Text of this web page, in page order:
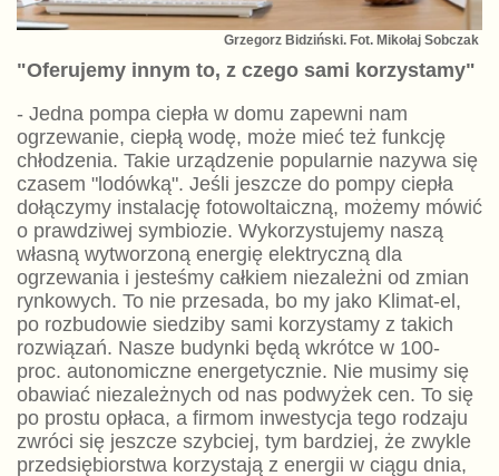
Grzegorz Bidziński. Fot. Mikołaj Sobczak
"Oferujemy innym to, z czego sami korzystamy"
- Jedna pompa ciepła w domu zapewni nam
ogrzewanie, ciepłą wodę, może mieć też funkcję
chłodzenia. Takie urządzenie popularnie nazywa się
czasem "lodówką". Jeśli jeszcze do pompy ciepła
dołączymy instalację fotowoltaiczną, możemy mówić
o prawdziwej symbiozie. Wykorzystujemy naszą
własną wytworzoną energię elektryczną dla
ogrzewania i jesteśmy całkiem niezależni od zmian
rynkowych. To nie przesada, bo my jako Klimat-el,
po rozbudowie siedziby sami korzystamy z takich
rozwiązań. Nasze budynki będą wkrótce w 100-
proc. autonomiczne energetycznie. Nie musimy się
obawiać niezależnych od nas podwyżek cen. To się
po prostu opłaca, a firmom inwestycja tego rodzaju
zwróci się jeszcze szybciej, tym bardziej, że zwykle
przedsiębiorstwa korzystają z energii w ciągu dnia,